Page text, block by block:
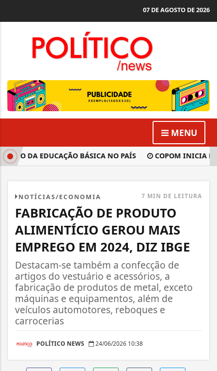
07 DE AGOSTO DE 2026
MENU
DA EDUCAÇÃO BÁSICA NO PAÍS COPOM INICIA
NOTÍCIAS/ECONOMIA 7 MIN DE LEITURA
FABRICAÇÃO DE PRODUTO
ALIMENTÍCIO GEROU MAIS
EMPREGO EM 2024, DIZ IBGE
Destacam-se também a confecção de
artigos do vestuário e acessórios, a
fabricação de produtos de metal, exceto
máquinas e equipamentos, além de
veículos automotores, reboques e
carrocerias
POLÍTICO NEWS 24/06/2026 10:38